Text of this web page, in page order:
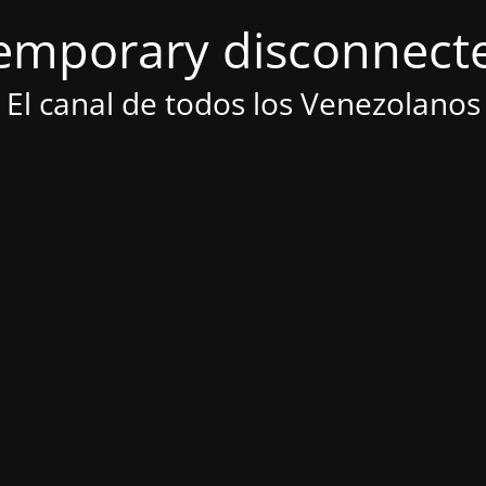
El canal de todos los Venezolanos